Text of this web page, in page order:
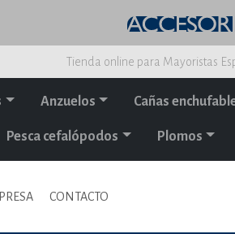
Tienda online para Mayoristas
Anzuelos Cañas
Pesca cefalópodos Plomos
CONTACTO